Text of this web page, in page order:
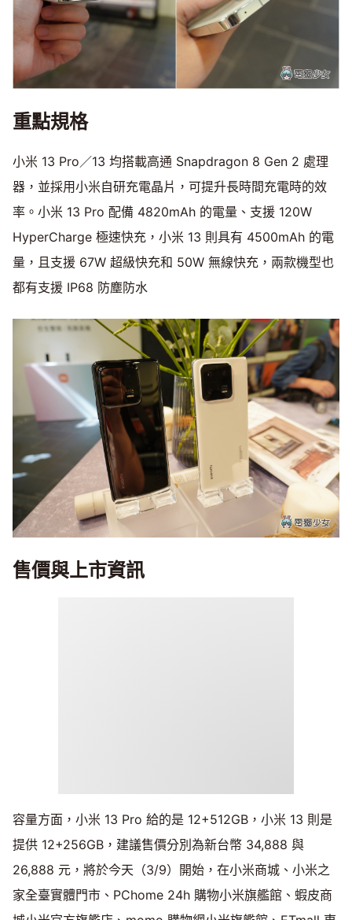
重點規格
小米 13 Pro／13 均搭載高通 Snapdragon 8 Gen 2 處理
器，並採用小米自研充電晶片，可提升長時間充電時的效
率。小米 13 Pro 配備 4820mAh 的電量、支援 120W
HyperCharge 極速快充，小米 13 則具有 4500mAh 的電
量，且支援 67W 超級快充和 50W 無線快充，兩款機型也
都有支援 IP68 防塵防水
售價與上市資訊
容量方面，小米 13 Pro 給的是 12+512GB，小米 13 則是
提供 12+256GB，建議售價分別為新台幣 34,888 與
26,888 元，將於今天（3/9）開始，在小米商城、小米之
家全臺實體門市、PChome 24h 購物小米旗艦館、蝦皮商